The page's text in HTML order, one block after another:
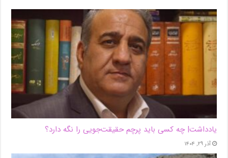
یادداشت| ‌چه کسی باید پرچم حقیقت‌جویی را نگه دارد؟
آذر ۲۹, ۱۴۰۴